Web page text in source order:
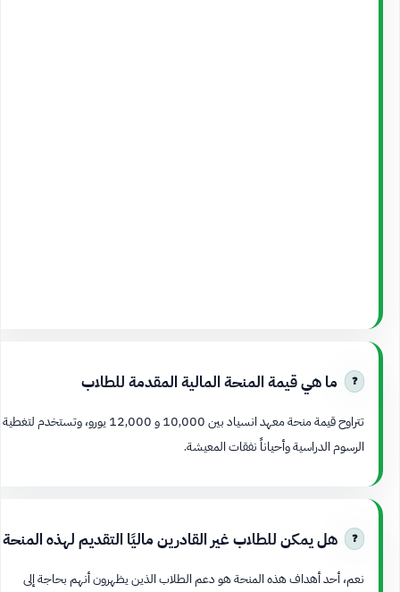
ما هي قيمة المنحة المالية المقدمة للطلاب
تتراوح قيمة منحة معهد انسياد بين 10,000 و 12,000 يورو، وتستخدم لتغطية
الرسوم الدراسية وأحياناً نفقات المعيشة.
هل يمكن للطلاب غير القادرين ماليًا التقديم لهذه المنحة
نعم، أحد أهداف هذه المنحة هو دعم الطلاب الذين يظهرون أنهم بحاجة إلى